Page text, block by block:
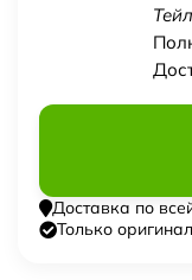
Доставка по
Только